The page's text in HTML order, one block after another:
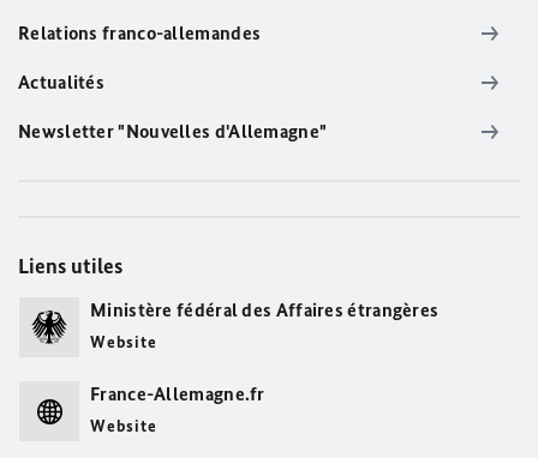
Relations franco-allemandes
Actualités
Newsletter "Nouvelles d'Allemagne"
Liens utiles
Ministère fédéral des Affaires étrangères
Website
France-Allemagne.fr
Website